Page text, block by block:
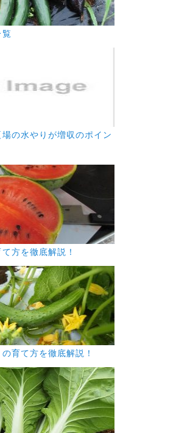
覧
の水やりが増収のポイン
方を徹底解説！
育て方を徹底解説！